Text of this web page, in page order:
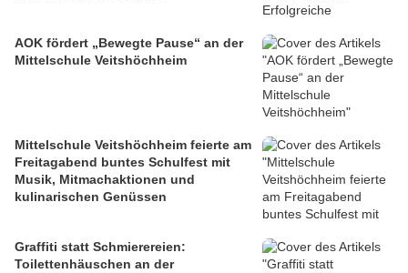
AOK fördert „Bewegte Pause“ an der
Mittelschule Veitshöchheim
Mittelschule Veitshöchheim feierte am
Freitagabend buntes Schulfest mit
Musik, Mitmachaktionen und
kulinarischen Genüssen
Graffiti statt Schmierereien:
Toilettenhäuschen an der